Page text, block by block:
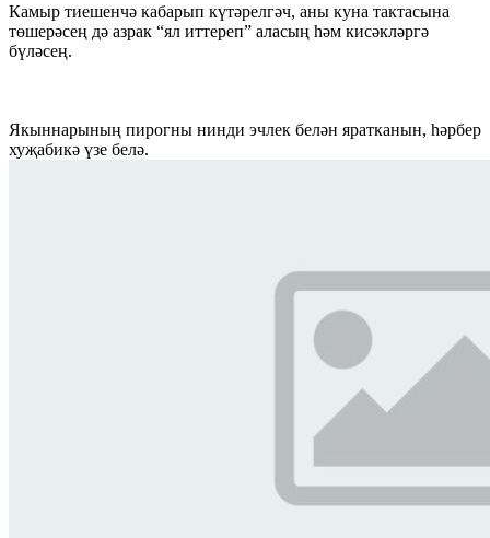
Камыр тиешенчә кабарып күтәрелгәч, аны куна тактасына
төшерәсең дә азрак “ял иттереп” аласың һәм кисәкләргә
бүләсең.
Якыннарының пирогны нинди эчлек белән яратканын, һәрбер
хуҗабикә үзе белә.